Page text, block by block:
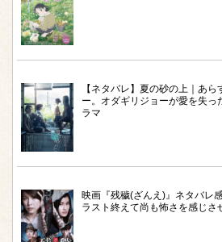
【ネタバレ】夏の砂の上｜あ
ー。オダギリジョーが愛を失っ
ラマ
映画『残穢(ざんえ)』ネタバレ
ラスト終えて尚も怖さを感じさ